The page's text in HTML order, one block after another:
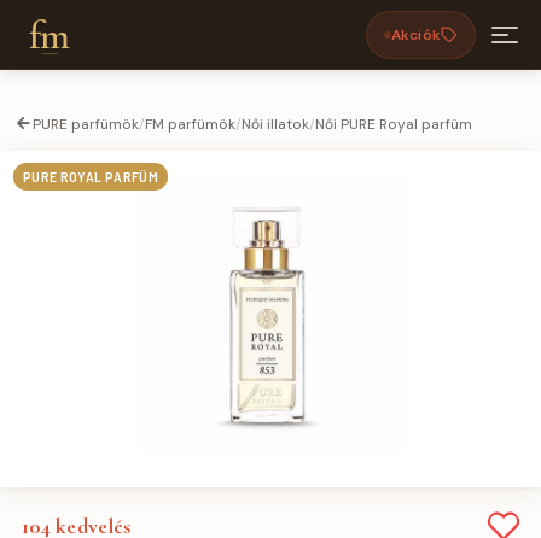
fm Akciók
PURE parfümök/FM parfümök/Női illatok/Női PURE Royal parfüm
PURE ROYAL PARFÜM
104kedvelés